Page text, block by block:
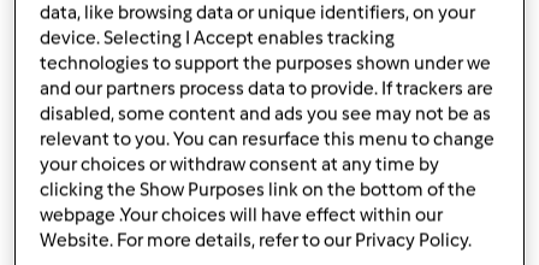
Składniki
1200g śliwek (waga po usunięciu pestek),100 g
śliwek suszonych, 50-100g cukru.
1200g śliwek (waga po usunięciu pestek),100 g
śliwek suszonych, 50-100g cukru.
data, like browsing data or unique identifiers, on your
device. Selecting I Accept enables tracking
technologies to support the purposes shown under we
and our partners process data to provide. If trackers are
disabled, some content and ads you see may not be as
relevant to you. You can resurface this menu to change
your choices or withdraw consent at any time by
clicking the Show Purposes link on the bottom of the
webpage .Your choices will have effect within our
Website. For more details, refer to our Privacy Policy.